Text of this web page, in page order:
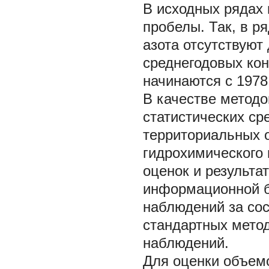
В исходных
пробелы. Так, в
азота
среднегодовых
начинаются с
В качестве
статистических
территориальных
оценок и
информационной
наблюдений за
стандартных
наблюдений.
Для оценки